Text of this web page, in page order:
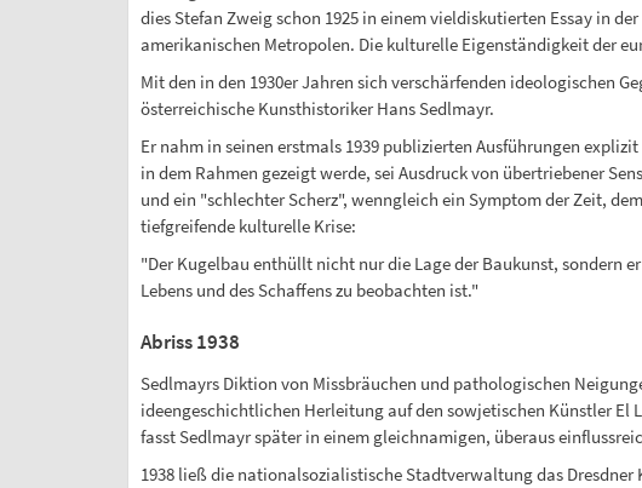
dies Stefan Zweig schon 1925 in einem vieldiskutierten Essay in
amerikanischen Metropolen. Die kulturelle Eigenständigkeit der
Mit den in den 1930er Jahren sich verschärfenden ideologischen
österreichische Kunsthistoriker Hans Sedlmayr.
Er nahm in seinen erstmals 1939 publizierten Ausführungen
in dem Rahmen gezeigt werde, sei Ausdruck von übertriebener
und ein "schlechter Scherz", wenngleich ein Symptom der Zeit,
tiefgreifende kulturelle Krise:
"Der Kugelbau enthüllt nicht nur die Lage der Baukunst, sondern
Lebens und des Schaffens zu beobachten ist."
Abriss 1938
Sedlmayrs Diktion von Missbräuchen und pathologischen
ideengeschichtlichen Herleitung auf den sowjetischen Künstler El
fasst Sedlmayr später in einem gleichnamigen, überaus
1938 ließ die nationalsozialistische Stadtverwaltung das